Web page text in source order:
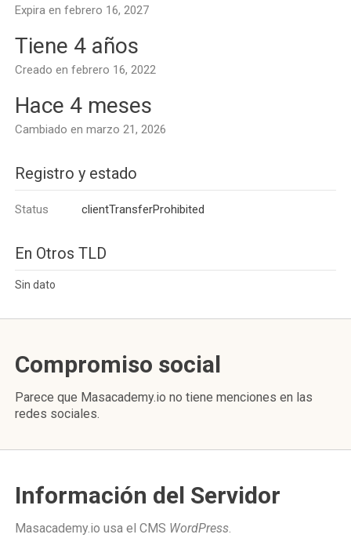
Expira en febrero 16, 2027
Tiene 4 años
Creado en febrero 16, 2022
Hace 4 meses
Cambiado en marzo 21, 2026
Registro y estado
Status clientTransferProhibited
En Otros TLD
Sin dato
Compromiso social
Parece que Masacademy.io no tiene menciones en las
redes sociales.
Información del Servidor
Masacademy.io usa el CMS WordPress.